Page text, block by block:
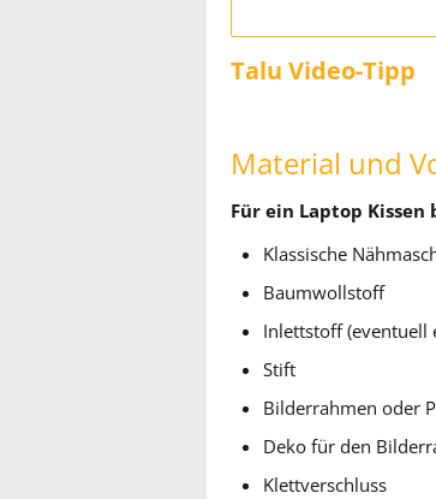
Talu Video-Tipp
Material und
Für ein Laptop Kissen
Klassische
Baumwollstoff
Inlettstoff
Stift
Bilderrahmen oder
Deko für den
Klettverschluss